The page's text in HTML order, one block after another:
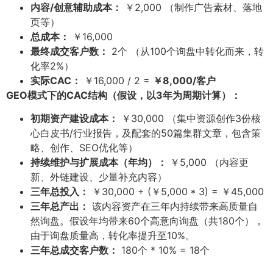
内容/创意辅助成本：​
￥2,000 （制作广告素材、落地
页等）
总成本：​
￥16,000
最终成交客户数：​ 2个 （从100个询盘中转化而来，转
化率2%）
实际CAC：​
￥16,000 / 2 = ￥8,000/客户
GEO模式下的CAC结构（假设，以3年为周期计算）：​
初期资产建设成本：​
￥30,000 （集中资源创作3份核
心白皮书/行业报告，及配套的50篇集群文章，包含策
略、创作、SEO优化等）
持续维护与扩展成本（年均）：​
￥5,000 （内容更
新、外链建设、少量补充内容）
三年总投入：​
￥30,000 + (￥5,000 * 3) = ￥45,000
三年总产出：​ 该内容资产在三年内持续带来高质量自
然询盘。假设年均带来60个高意向询盘（共180个），
由于询盘质量高，转化率提升至10%。
三年总成交客户数：​ 180个 * 10% = 18个